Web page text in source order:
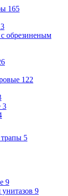
165
3
обрезиненым
122
3
5
9
9